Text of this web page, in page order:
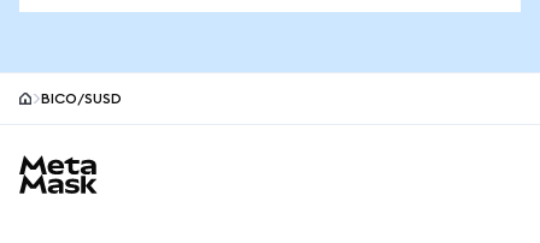
BICO/SUSD